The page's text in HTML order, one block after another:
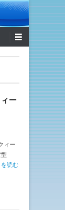
ー
ィー
読む